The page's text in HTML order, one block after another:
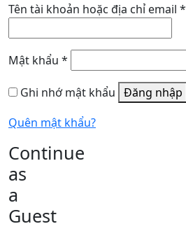
Tên tài khoản hoặc địa chỉ email *
Mật khẩu *
Ghi nhớ mật khẩu Đăng nhập
Quên mật khẩu?
Continue
as
a
Guest